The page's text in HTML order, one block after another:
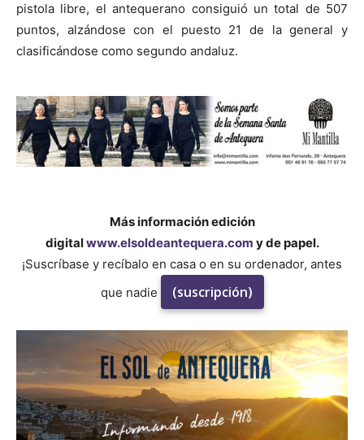
pistola libre, el antequerano consiguió un total de 507
puntos, alzándose con el puesto 21 de la general y
clasificándose como segundo andaluz.
Más información edición
digitalwww.elsoldeantequera.com y de papel.
¡Suscríbase y recíbalo en casa o en su ordenador, antes
que nadie
(suscripción)